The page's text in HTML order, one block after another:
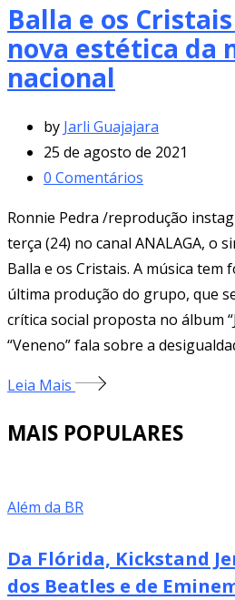
Balla e os
nova estética da
nacional
by Jarli Guajajara
25 de agosto de 2021
0 Comentários
Ronnie Pedra /reprodução
terça (24) no canal ANALAGA, o
Balla e os Cristais. A música tem
última produção do grupo, que
crítica social proposta no álbum
“Veneno” fala sobre a
Leia Mais
MAIS POPULARES
Além da BR
Da Flórida, Kickstand
dos Beatles e de